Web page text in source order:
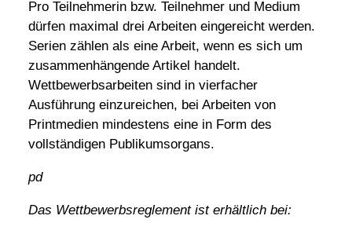
Pro Teilnehmerin bzw. Teilnehmer und Medium
dürfen maximal drei Arbeiten eingereicht werden.
Serien zählen als eine Arbeit, wenn es sich um
zusammenhängende Artikel handelt.
Wettbewerbsarbeiten sind in vierfacher
Ausführung einzureichen, bei Arbeiten von
Printmedien mindestens eine in Form des
vollständigen Publikumsorgans.
pd
Das Wettbewerbsreglement ist erhältlich bei: